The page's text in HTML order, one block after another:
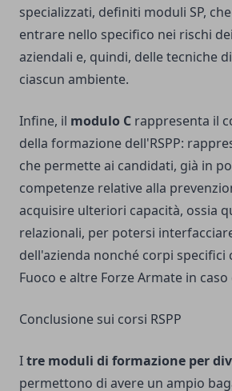
specializzati, definiti moduli SP,
entrare nello specifico nei rischi
aziendali e, quindi, delle tecniche
ciascun ambiente.
Infine, il modulo C rappresenta il
della formazione dell'RSPP:
che permette ai candidati, già in
competenze relative alla
acquisire ulteriori capacità, ossia
relazionali, per potersi
dell'azienda nonché corpi specifici
Fuoco e altre Forze Armate in caso
Conclusione sui corsi RSPP
Itre moduli di formazione per
permettono di avere un ampio